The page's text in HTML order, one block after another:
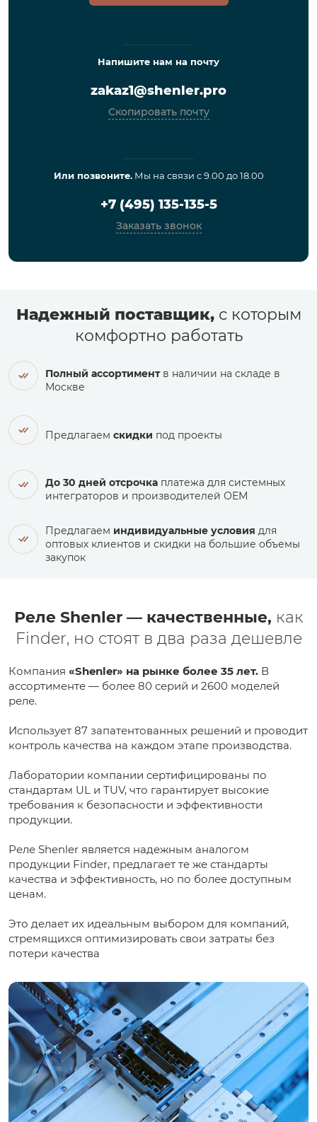
Напишите нам на почту
zakaz1@shenler.pro
Скопировать почту
Или позвоните.Мы на связи с 9.00 до 18.00
+7 (495) 135-135-5
Заказать звонок
Надежный поставщик,с которым
комфортно работать
Полный ассортиментв наличии на складе в
Москве
Предлагаем скидки под проекты
До 30 дней отсрочка платежа для системных
интеграторов и производителей ОЕМ
Предлагаем индивидуальные условия для
оптовых клиентов и скидки на большие объемы
закупок
Реле Shenler — качественные, как
Finder, но стоят в два раза дешевле
Компания «Shenler» на рынке более 35 лет. В
ассортименте — более 80 серий и 2600 моделей
реле.
Использует 87 запатентованных решений и проводит
контроль качества на каждом этапе производства.
Лаборатории компании сертифицированы по
стандартам UL и TUV, что гарантирует высокие
требования к безопасности и эффективности
продукции.
Реле Shenler является надежным аналогом
продукции Finder, предлагает те же стандарты
качества и эффективность, но по более доступным
ценам.
Это делает их идеальным выбором для компаний,
стремящихся оптимизировать свои затраты без
потери качества